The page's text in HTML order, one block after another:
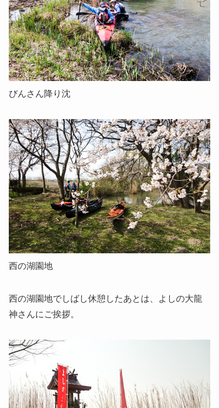
びんさん降り沈
西の湖園地
西の湖園地でしばし休憩したあとは、よしの大龍
神さんにご挨拶。